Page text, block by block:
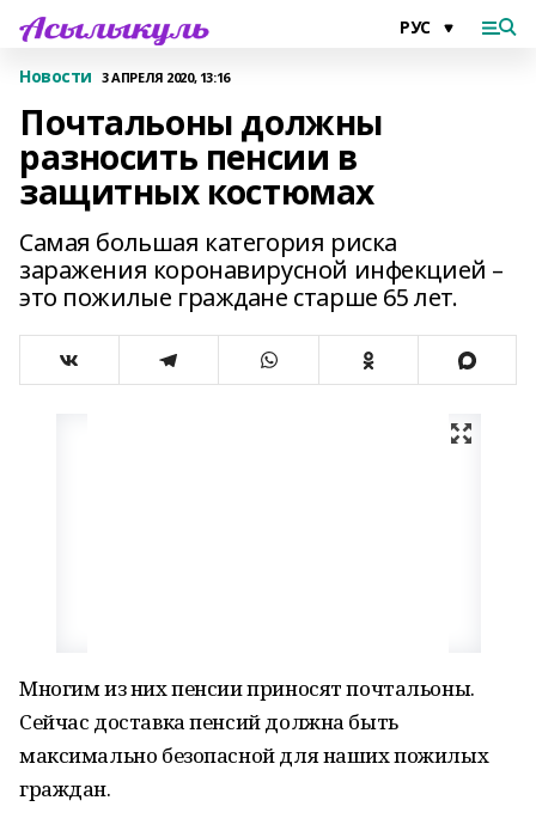
Новости 3 АПРЕЛЯ 2020, 13:16
Почтальоны должны
разносить пенсии в
защитных костюмах
Самая большая категория риска
заражения коронавирусной инфекцией –
это пожилые граждане старше 65 лет.
Многим из них пенсии приносят почтальоны.
Сейчас доставка пенсий должна быть
максимально безопасной для наших пожилых
граждан.